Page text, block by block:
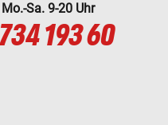
Sa. 9-20 Uhr
193 60